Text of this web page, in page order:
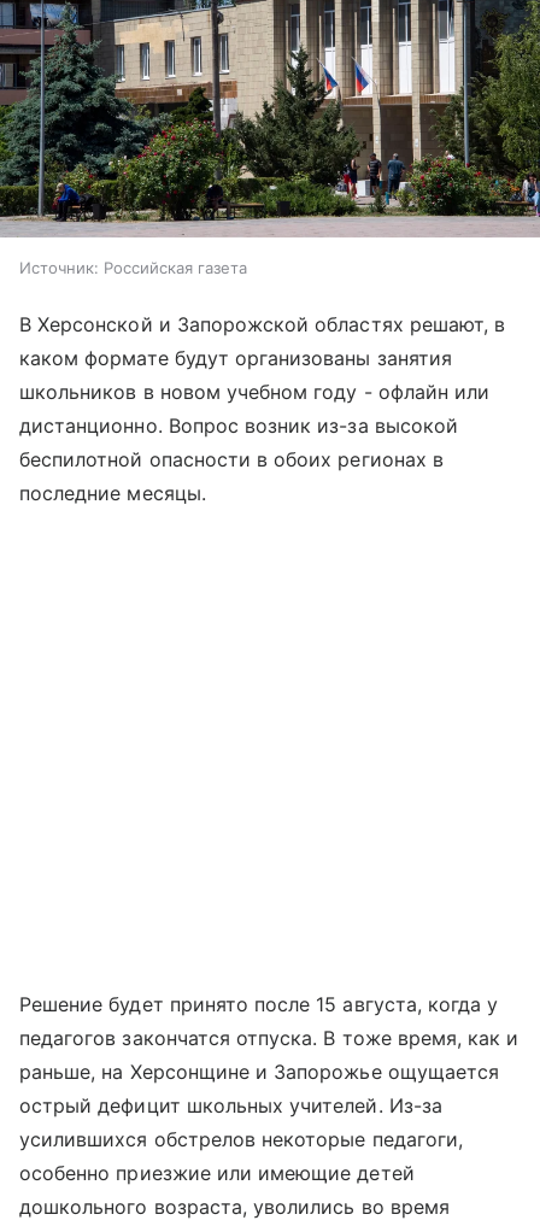
Источник: Российская газета
В Херсонской и Запорожской областях решают, в
каком формате будут организованы занятия
школьников в новом учебном году - офлайн или
дистанционно. Вопрос возник из-за высокой
беспилотной опасности в обоих регионах в
последние месяцы.
Решение будет принято после 15 августа, когда у
педагогов закончатся отпуска. В тоже время, как и
раньше, на Херсонщине и Запорожье ощущается
острый дефицит школьных учителей. Из-за
усилившихся обстрелов некоторые педагоги,
особенно приезжие или имеющие детей
дошкольного возраста, уволились во время